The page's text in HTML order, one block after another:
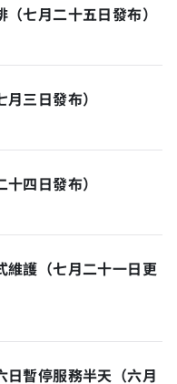
七月二十五日發布）
三日發布）
四日發布）
維護（七月二十一日更
日暫停服務半天（六月